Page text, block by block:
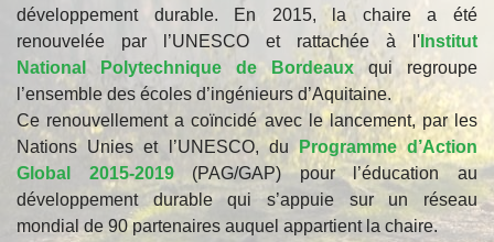
développement durable. En 2015, la chaire a été
renouvelée par l’UNESCO et rattachée à l' Institut
National Polytechnique de Bordeaux qui regroupe
l’ensemble des écoles d’ingénieurs d’Aquitaine.
Ce renouvellement a coïncidé avec le lancement, par les
Nations Unies et l’UNESCO, duProgramme d’Action
Global 2015-2019(PAG/GAP) pour l’éducation au
développement durable qui s’appuie sur un réseau
mondial de 90 partenaires auquel appartient la chaire.